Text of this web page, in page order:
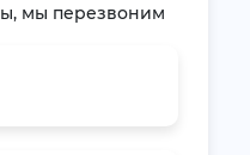
мы перезвоним